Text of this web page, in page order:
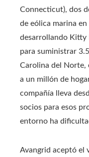
Connecticut), dos
de eólica marina
desarrollando Kitty
para suministrar
Carolina del Norte,
a un millón de
compañía lleva
socios para esos
entorno ha
Avangrid aceptó el